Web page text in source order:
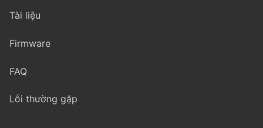
Tài liệu
Firmware
FAQ
Lỗi thường gặp